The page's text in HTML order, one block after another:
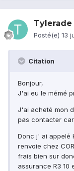
Tylerade
Posté(e) 13
Citation
Bonjour,
J'ai eu le mémé
J'ai acheté mon
pas contacter
Donc j' ai appelé
renvoie chez
frais bien sur
assurance R3 10